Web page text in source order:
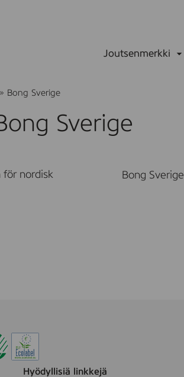
Joutsenmerkki
» Bong Sverige
Sverige
för nordisk
Bong Sverige
Hyödyllisiä linkkejä